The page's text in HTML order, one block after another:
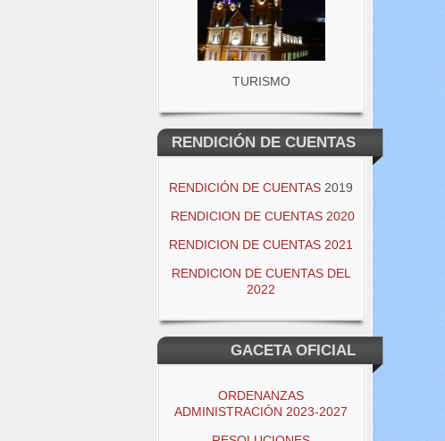
TURISMO
RENDICIÓN DE CUENTAS
RENDICIÓN DE CUENTAS 2019
RENDICION DE CUENTAS 2020
RENDICION DE CUENTAS 2021
RENDICION DE CUENTAS DEL
2022
GACETA OFICIAL
ORDENANZAS
ADMINISTRACIÓN 2023-2027